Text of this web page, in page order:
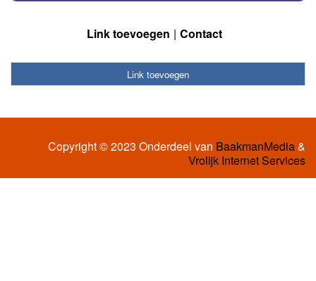
Link toevoegen Contact
Link toevoegen
Copyright © 2023 Onderdeel van BaakmanMedia&
Vrolijk Internet Services